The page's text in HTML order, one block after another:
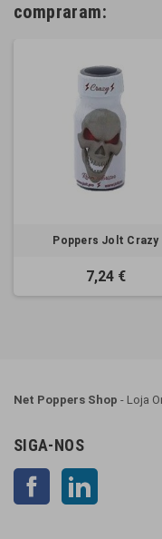
compraram:
Poppers Jolt Crazy
7,24 €
Net Poppers Shop - Loja
SIGA-NOS
Facebook